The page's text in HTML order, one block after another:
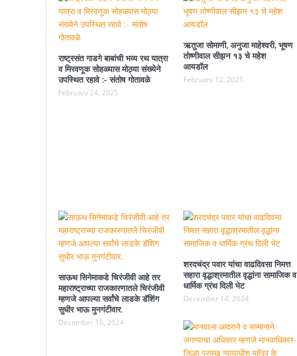
राष्ट्रसंत गाडगे बाबांची भव्य रथ यात्रा
व मिरवणूक सोहळ्यास मोठ्या संख्येने
उपस्थित रहावे :- संतोष गोतावळे
February 24, 2025
ऋतुजा सोमाणी, अनुजा माहेश्वरी, भूषण
तोष्णीवाल सीझन १३ चे महेश
आयडॉल
February 12, 2025
साऊथ सिनेमाकडे चिरंजीवी आहे तर
महाराष्ट्राच्या राजकारणातले चिरंजीवी
म्हणजे आपल्या सर्वांचे लाडके डॅशिंग
सुधीर भाऊ मुनगंटीवार.
December 16, 2024
शरदचंद्र पवार यांचा वाढदिवसा निमत्त
सहारा वृद्धाश्रमातील वृद्धांना सामाजिक व
धार्मिक ग्रंथ दिली भेट
December 14, 2024